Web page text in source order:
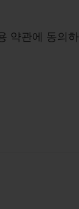
약관에 동의하